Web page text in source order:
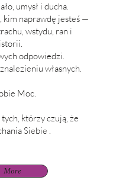
umysł i ducha.
kim naprawdę jesteś —
wstydu, ran i
odpowiedzi.
własnych.
Moc.
którzy czują, że
Siebie .
More